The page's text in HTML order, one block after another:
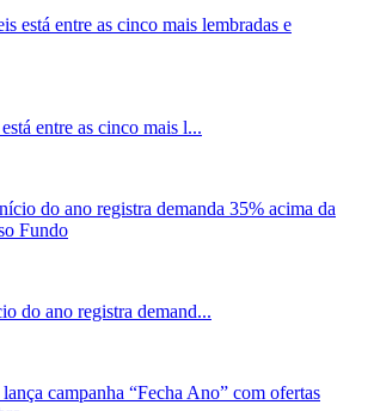
entre as cinco mais l...
do ano registra demand...